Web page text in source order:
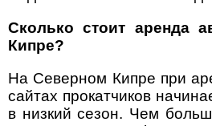
Сколько стоит аренда
Кипре?
На Северном Кипре при
сайтах прокатчиков
в низкий сезон. Чем